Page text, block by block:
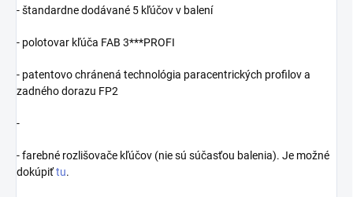
- štandardne dodávané 5 kľúčov v balení
- polotovar kľúča FAB 3***PROFI
- patentovo chránená technológia paracentrických profilov a
zadného dorazu FP2
-
- farebné rozlišovače kľúčov (nie sú súčasťou balenia). Je možné
dokúpiťtu.